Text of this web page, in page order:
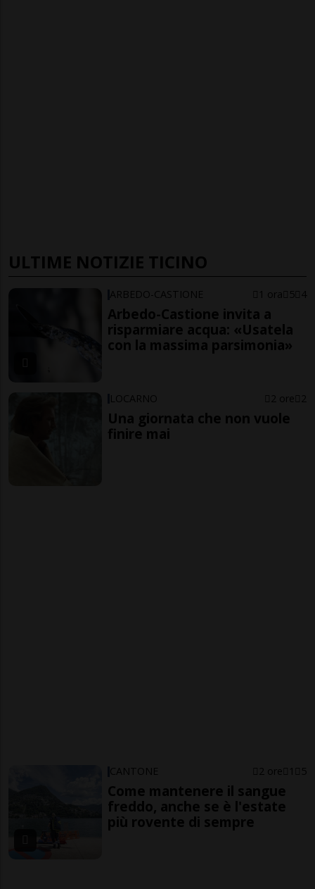
ULTIME NOTIZIE TICINO
ARBEDO-CASTIONE 1 ora 5 4
Arbedo-Castione invita a
risparmiare acqua: «Usatela
con la massima parsimonia»
LOCARNO 2 ore 2
Una giornata che non vuole
finire mai
CANTONE 2 ore 1 5
Come mantenere il sangue
freddo, anche se è l'estate
più rovente di sempre